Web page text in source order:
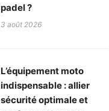
padel ?
3 août 2026
L’équipement moto
indispensable : allier
sécurité optimale et